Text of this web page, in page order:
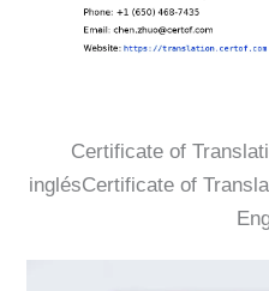
Certificate of
inglésCertificate of